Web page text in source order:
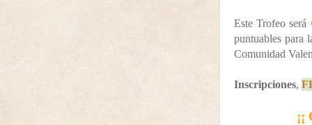
Este Trofeo será
puntuables para
Comunidad
Inscripciones,